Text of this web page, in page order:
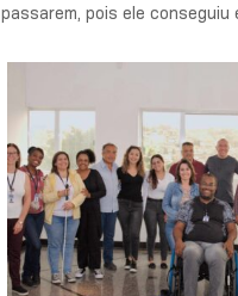
passarem, pois ele conseguiu